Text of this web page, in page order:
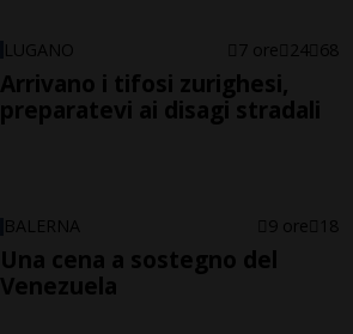
LUGANO 7 ore 24 68
Arrivano i tifosi zurighesi,
preparatevi ai disagi stradali
BALERNA 9 ore 18
Una cena a sostegno del
Venezuela